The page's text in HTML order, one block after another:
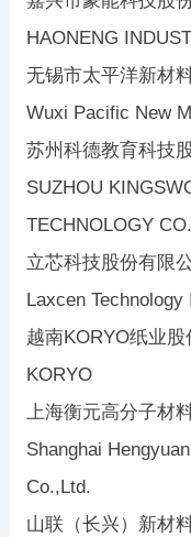
HAONENG
无锡市太平洋新材
Wuxi Pacific New
苏州科德教育科技
SUZHOU
TECHNOLOGY
立芯科技股份有限
Laxcen Technology
越南KORYO纸业股
KORYO
上海衡元高分子材
Shanghai
Co.,Ltd.
山联（长兴）新材